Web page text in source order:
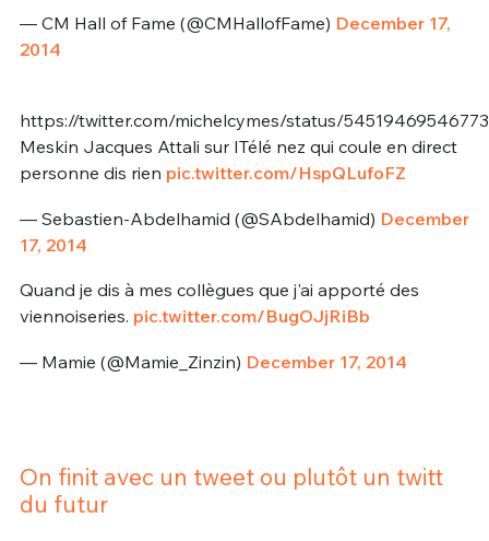
— CM Hall of Fame (@CMHallofFame) December 17,
2014
https://twitter.com/michelcymes/status/
Meskin Jacques Attali sur ITélé nez qui coule en direct
personne dis rien pic.twitter.com/HspQLufoFZ
— Sebastien-Abdelhamid (@SAbdelhamid) December
17, 2014
Quand je dis à mes collègues que j'ai apporté des
viennoiseries. pic.twitter.com/BugOJjRiBb
— Mamie (@Mamie_Zinzin) December 17, 2014
On finit avec un tweet ou plutôt un twitt
du futur